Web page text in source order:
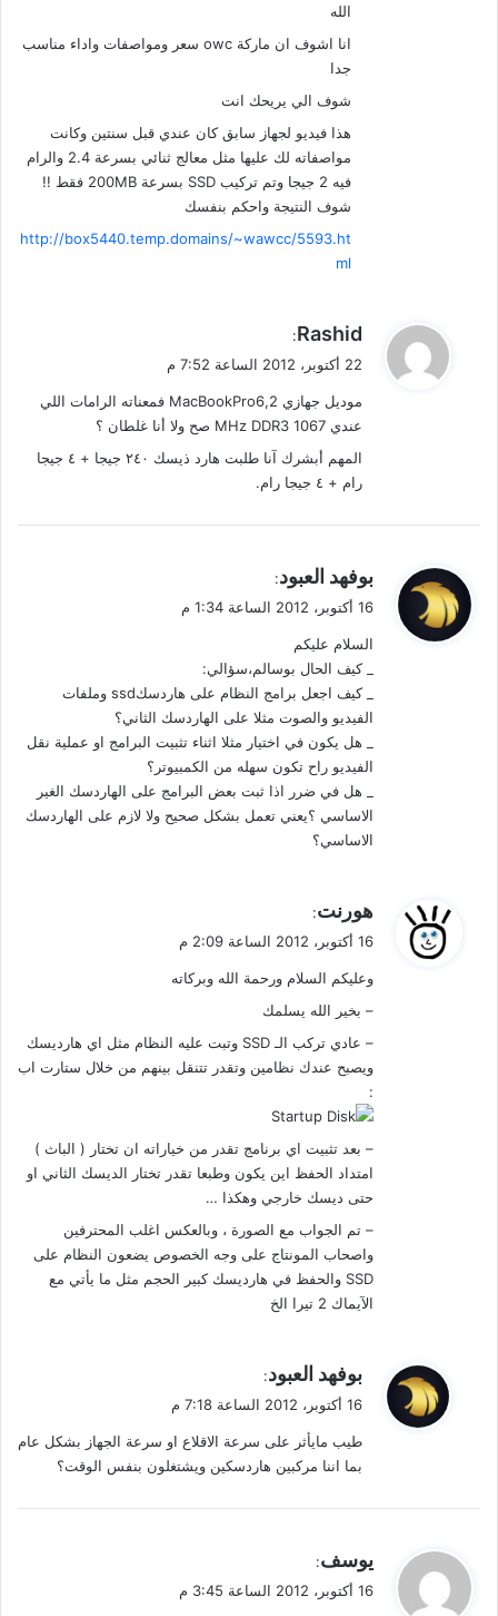
الله
انا اشوف ان ماركة owc سعر ومواصفات واداء مناسب
جدا
شوف الي يريحك انت
هذا فيديو لجهاز سابق كان عندي قبل سنتين وكانت
مواصفاته لك عليها مثل معالج ثنائي بسرعة 2.4 والرام
فيه 2 جيجا وتم تركيب SSD بسرعة 200MB فقط !!
شوف النتيجة واحكم بنفسك
http://box5440.temp.domains/~wawcc/5593.ht
ml
ي
ل
Rashid
:
22 أكتوبر، 2012 الساعة 7:52 م
موديل جهازي MacBookPro6,2 فمعناته الرامات اللي
عندي 1067 MHz DDR3 صح ولا أنا غلطان ؟
المهم أبشرك آنا طلبت هارد ذيسك ٢٤٠ جيجا + ٤ جيجا
رام + ٤ جيجا رام.
ل
بوفهد العبود:
16 أكتوبر، 2012 الساعة 1:34 م
السلام عليكم
_ كيف الحال بوسالم،سؤالي:
_ كيف اجعل برامج النظام على هاردسكssd وملفات
الفيديو والصوت مثلا على الهاردسك الثاني؟
_ هل يكون في اختيار مثلا اثناء تثبيت البرامج او عملية نقل
الفيديو راح تكون سهله من الكمبيوتر؟
_ هل في ضرر اذا ثبت بعض البرامج على الهاردسك الغير
الاساسي ؟يعني تعمل بشكل صحيح ولا لازم على الهاردسك
الاساسي؟
ل
هورنت:
16 أكتوبر، 2012 الساعة 2:09 م
وعليكم السلام ورحمة الله وبركاته
– بخير الله يسلمك
– عادي تركب الـ SSD وتبت عليه النظام مثل اي هارديسك
ويصبح عندك نظامين وتقدر تتنقل بينهم من خلال ستارت اب
:
– بعد تثبيت اي برنامج تقدر من خياراته ان تختار ( الباث )
امتداد الحفظ اين يكون وطبعا تقدر تختار الديسك الثاني او
حتى ديسك خارجي وهكذا …
– تم الجواب مع الصورة ، وبالعكس اغلب المحترفين
واصحاب المونتاج على وجه الخصوص يضعون النظام على
SSD والحفظ في هارديسك كبير الحجم مثل ما يأتي مع
الآيماك 2 تيرا الخ
ل
بوفهد العبود:
16 أكتوبر، 2012 الساعة 7:18 م
طيب مايأثر على سرعة الاقلاع او سرعة الجهاز بشكل عام
بما اننا مركبين هاردسكين ويشتغلون بنفس الوقت؟
يوسف:
16 أكتوبر، 2012 الساعة 3:45 م